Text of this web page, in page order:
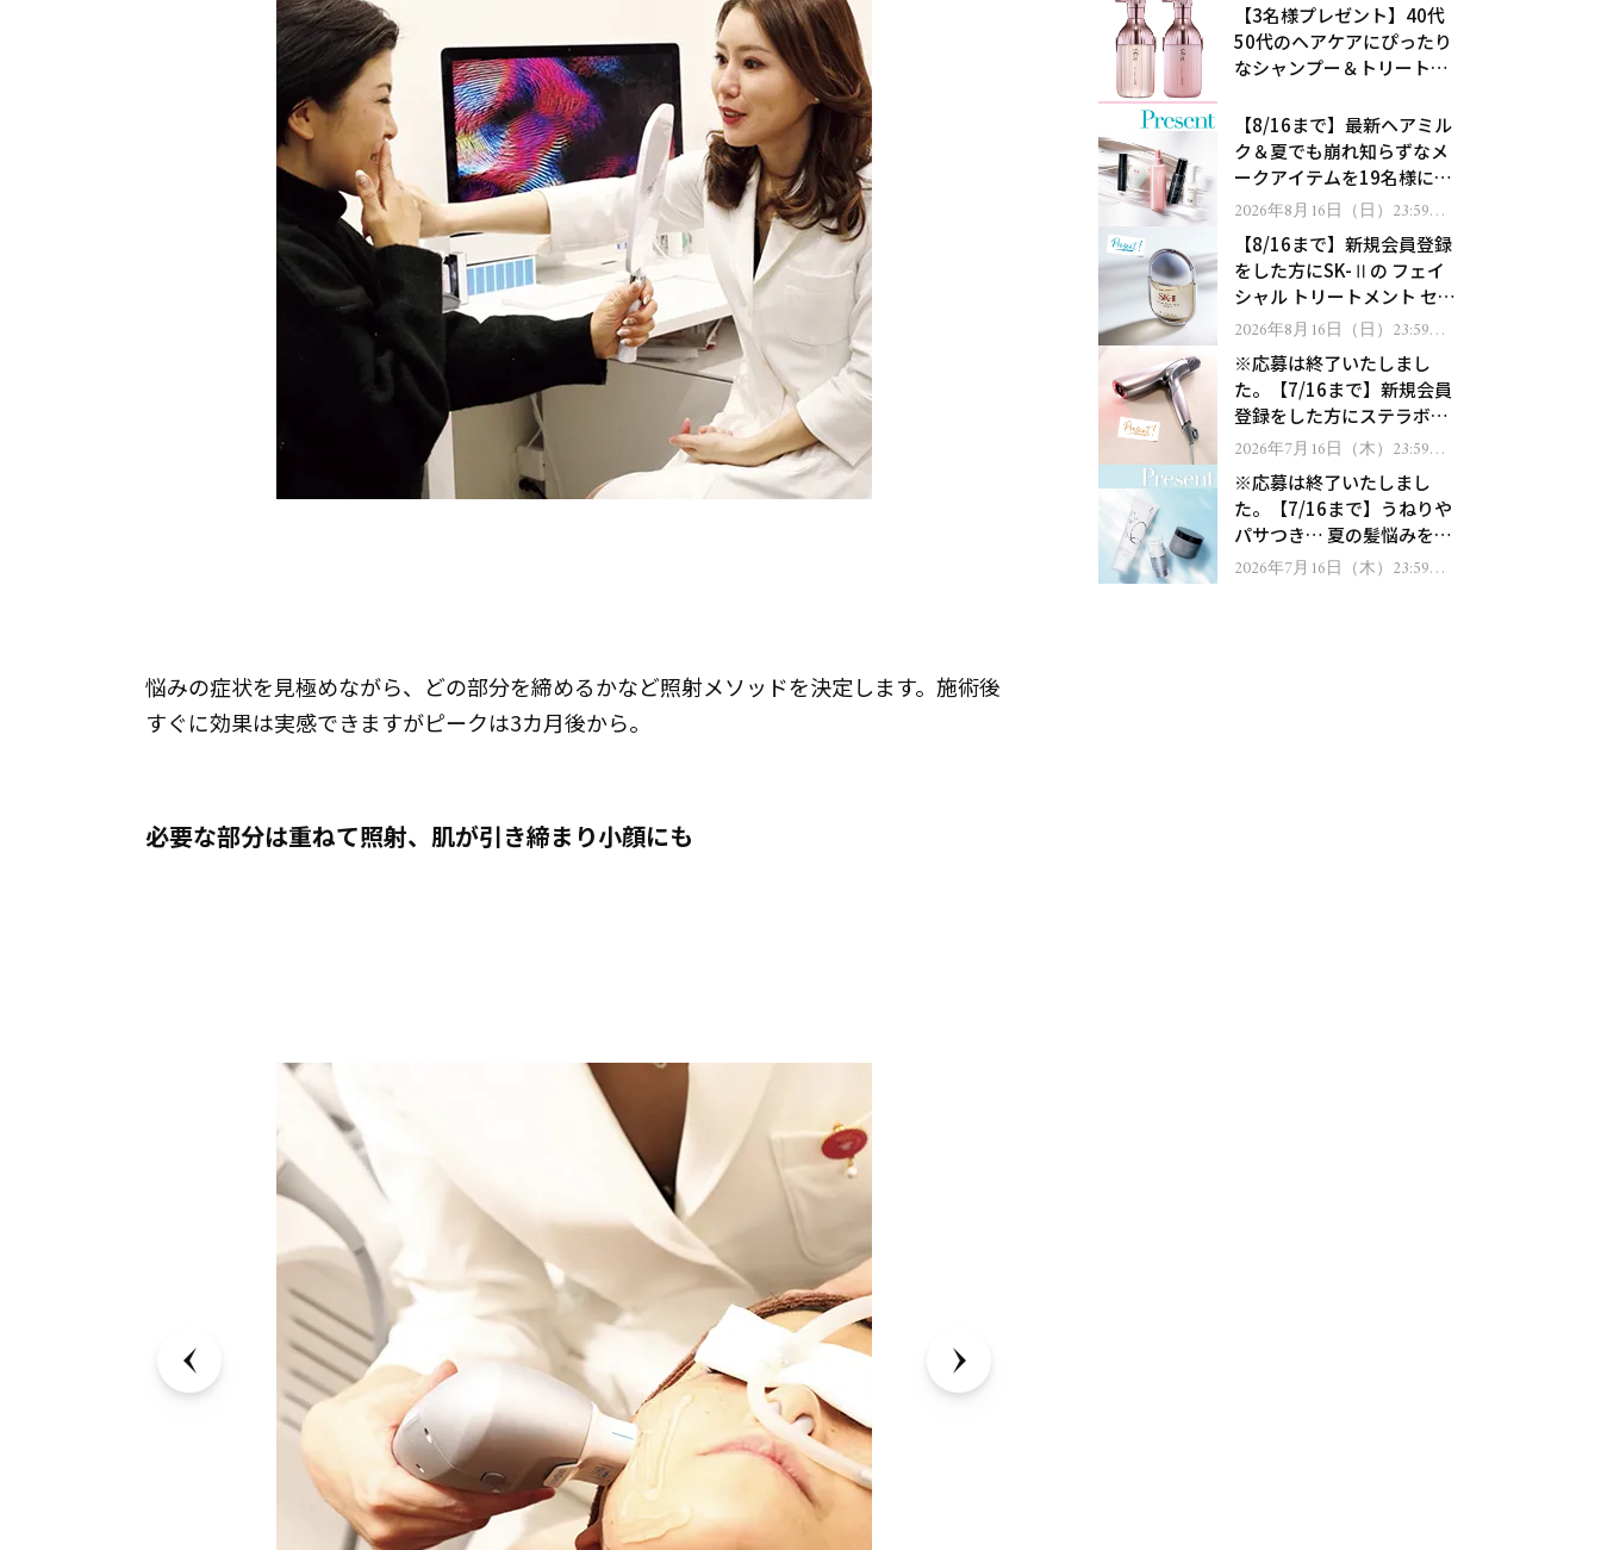
悩みの症状を見極めながら、どの部分を締めるかなど照射メソッドを決定します。施術後
すぐに効果は実感できますがピークは3カ月後から。
必要な部分は重ねて照射、肌が引き締まり小顔にも
【3名様プレゼント】40代
50代のヘアケアにぴったり
なシャンプー＆トリートメ
処！
【8/16まで】最新ヘアミル
ク＆夏でも崩れ知らずなメ
ークアイテムを19名様にプ
レゼント！
2026年8月16日（日）23:59ま
で【8/16まで】新規会員登録
をした方にSK-Ⅱの フェイ
シャル トリートメント セラ
ムをプレゼント！
2026年8月16日（日）23:59ま
※応募は終了いたしまし
た。【7/16まで】新規会員
登録をした方にステラボー
テのシャインリバース ヘア
ゼント！
2026年7月16日（木）23:59ま
※応募は終了いたしまし
た。【7/16まで】うねりや
パサつき… 夏の髪悩みを解
消するヘアケアアイテムを
2026年7月16日（木）23:59ま